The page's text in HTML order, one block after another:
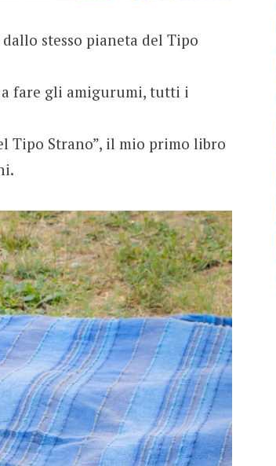
stesso pianeta del Tipo
fare gli amigurumi, tutti i
Tipo Strano”, il mio primo libro